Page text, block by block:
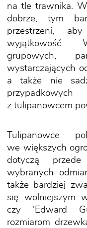
na tle trawnika.
dobrze, tym
przestrzeni,
wyjątkowość.
grupowych,
wystarczających
a także nie
z tulipanowcem
Tulipanowce
we większych
dotyczą
wybranych
także bardziej
się wolniejszym
czy ‘Edward
rozmiarom